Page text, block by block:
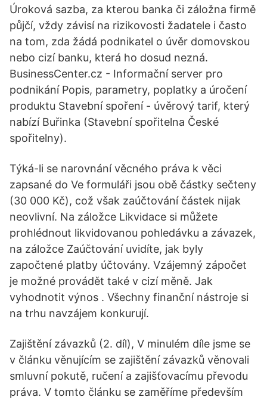
Úroková sazba, za kterou banka či záložna firmě
půjčí, vždy závisí na rizikovosti žadatele i často
na tom, zda žádá podnikatel o úvěr domovskou
nebo cizí banku, která ho dosud nezná.
BusinessCenter.cz - Informační server pro
podnikání Popis, parametry, poplatky a úročení
produktu Stavební spoření - úvěrový tarif, který
nabízí Buřinka (Stavební spořitelna České
spořitelny).
Týká-li se narovnání věcného práva k věci
zapsané do Ve formuláři jsou obě částky sečteny
(30 000 Kč), což však zaúčtování částek nijak
neovlivní. Na záložce Likvidace si můžete
prohlédnout likvidovanou pohledávku a závazek,
na záložce Zaúčtování uvidíte, jak byly
započtené platby účtovány. Vzájemný zápočet
je možné provádět také v cizí měně. Jak
vyhodnotit výnos . Všechny finanční nástroje si
na trhu navzájem konkurují.
Zajištění závazků (2. díl), V minulém díle jsme se
v článku věnujícím se zajištění závazků věnovali
smluvní pokutě, ručení a zajišťovacímu převodu
práva. V tomto článku se zaměříme především